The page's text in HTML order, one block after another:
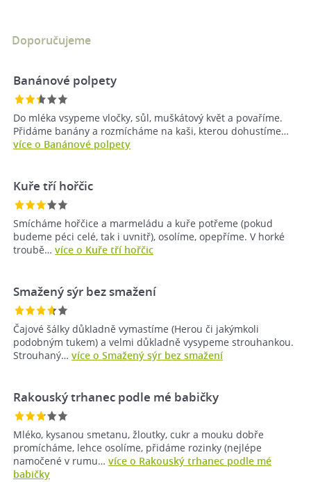
Doporučujeme
Banánové polpety
Do mléka vsypeme vločky, sůl, muškátový květ a povaříme.
Přidáme banány a rozmícháme na kaši, kterou dohustíme…
více o Banánové polpety
Kuře tří hořčic
Smícháme hořčice a marmeládu a kuře potřeme (pokud
budeme péci celé, tak i uvnitř), osolíme, opepříme. V horké
troubě… více o Kuře tří hořčic
Smažený sýr bez smažení
Čajové šálky důkladně vymastíme (Herou či jakýmkoli
podobným tukem) a velmi důkladně vysypeme strouhankou.
Strouhaný… více o Smažený sýr bez smažení
Rakouský trhanec podle mé babičky
Mléko, kysanou smetanu, žloutky, cukr a mouku dobře
promícháme, lehce osolíme, přidáme rozinky (nejlépe
namočené v rumu… více o Rakouský trhanec podle mé
babičky